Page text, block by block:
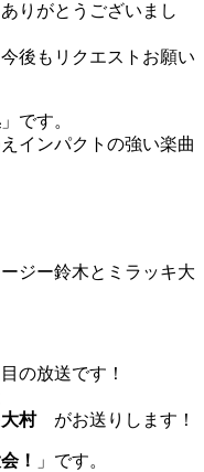
りがとうございまし
後もリクエストお願い
」です。
インパクトの強い楽曲
ジー鈴木とミラッキ大
の放送です！
村がお送りします！
！
」です。